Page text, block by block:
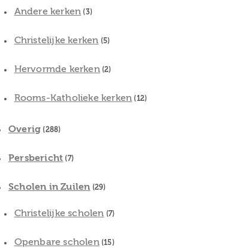
Andere kerken (3)
Christelijke kerken (5)
Hervormde kerken(2)
Rooms-Katholieke kerken (12)
Overig (288)
Persbericht (7)
Scholen in Zuilen (29)
Christelijke scholen (7)
Openbare scholen(15)